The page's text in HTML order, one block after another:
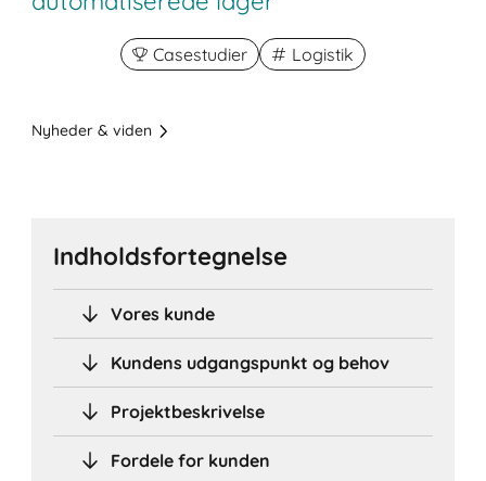
Casestudier Logistik
Nyheder & viden
Indholdsfortegnelse
Vores kunde
Kundens udgangspunkt og behov
Projektbeskrivelse
Fordele for kunden